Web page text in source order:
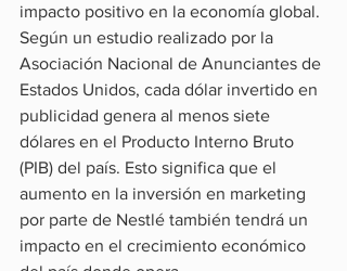
impacto positivo en la economía global.
Según un estudio realizado por la
Asociación Nacional de Anunciantes de
Estados Unidos, cada dólar invertido en
publicidad genera al menos siete
dólares en el Producto Interno Bruto
(PIB) del país. Esto significa que el
aumento en la inversión en marketing
por parte de Nestlé también tendrá un
impacto en el crecimiento económico